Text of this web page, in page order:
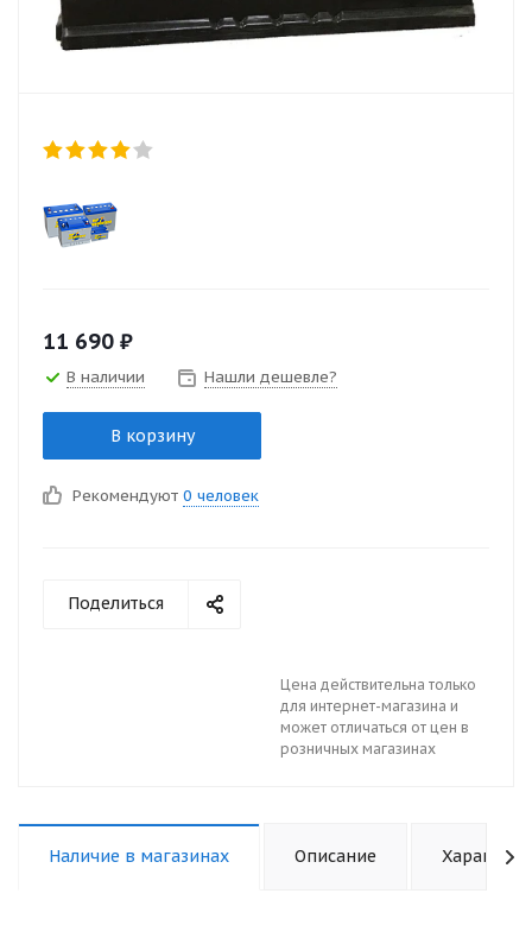
11 690 ₽
В наличии Нашли дешевле?
В корзину
Рекомендуют 0 человек
Поделиться
Цена действительна только
для интернет-магазина и
может отличаться от цен в
розничных магазинах
Наличие в магазинах Описание